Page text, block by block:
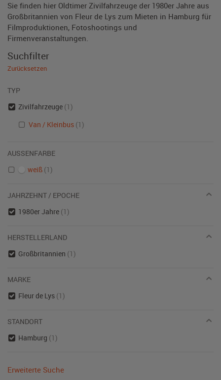
Sie finden hier Oldtimer Zivilfahrzeuge der 1980er Jahre aus
Großbritannien von Fleur de Lys zum Mieten in Hamburg für
Filmproduktionen, Fotoshootings und
Firmenveranstaltungen.
Suchfilter
Zurücksetzen
TYP
Zivilfahrzeuge (1)
Van / Kleinbus (1)
AUSSENFARBE
weiß (1)
JAHRZEHNT / EPOCHE
1980er Jahre (1)
HERSTELLERLAND
Großbritannien (1)
MARKE
Fleur de Lys (1)
STANDORT
Hamburg (1)
Erweiterte Suche